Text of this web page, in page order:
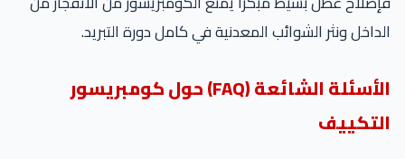
الداخل ونثر الشوائب المعدنية في كامل دورة التبريد.
الأسئلة الشائعة (FAQ) حول كومبريسور
التكييف